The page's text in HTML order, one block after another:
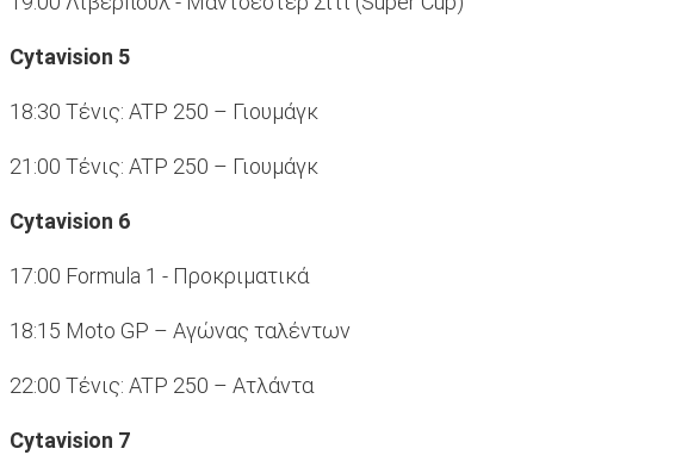
Cytavision 5
18:30 Τένις: ATP 250 – Γιουμάγκ
21:00 Τένις: ATP 250 – Γιουμάγκ
Cytavision 6
17:00 Formula 1 - Προκριματικά
18:15 Moto GP – Αγώνας ταλέντων
22:00 Τένις: ATP 250 – Ατλάντα
Cytavision 7